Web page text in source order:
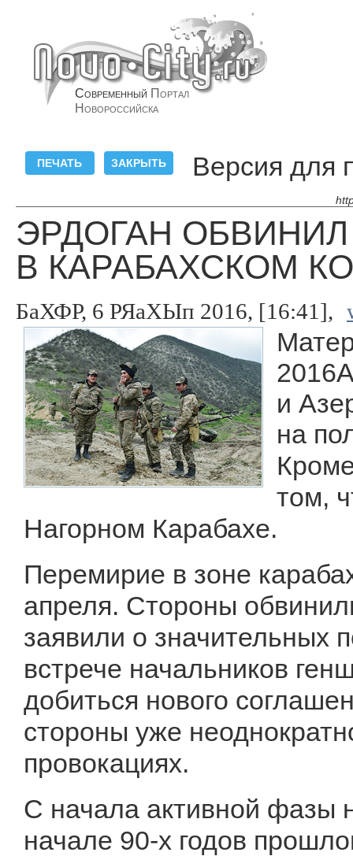
Современный Портал
Новороссийска
Версия для
ЭРДОГАН
В КАРАБАХСКОМ
БаХФР, 6 РЯаХЫп 2016, [16:41],
и
на
том,
Нагорном Карабахе.
Перемирие в зоне
апреля. Стороны
заявили о значительных
встрече начальников
добиться нового
стороны уже
провокациях.
С начала активной фазы
начале 90-х годов